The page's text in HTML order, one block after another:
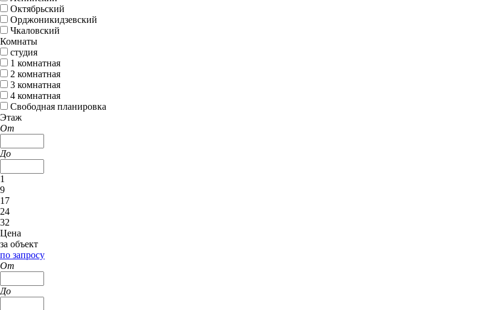
Октябрьский
Орджоникидзевский
Чкаловский
Комнаты
студия
1 комнатная
2 комнатная
3 комнатная
4 комнатная
Свободная планировка
Этаж
От
До
1
9
17
24
32
Цена
за объект
по запросу
От
До